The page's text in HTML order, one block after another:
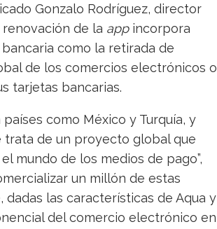
Gonzalo Rodríguez, director
renovación de la appincorpora
como la retirada de
de los comercios electrónicos o
tarjetas bancarias.
como México y Turquía, y
trata de un proyecto global que
mundo de los medios de pago”,
un millón de estas
las características de Aqua y
del comercio electrónico en